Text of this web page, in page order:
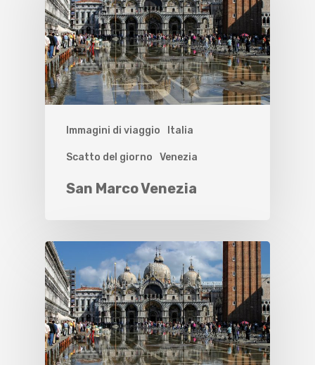
Immagini di viaggio Italia
Scatto del giorno Venezia
San Marco Venezia